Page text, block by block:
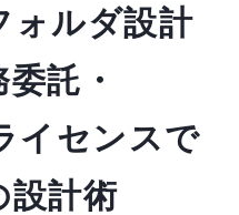
ォルダ設計
託・
イセンスで
設計術